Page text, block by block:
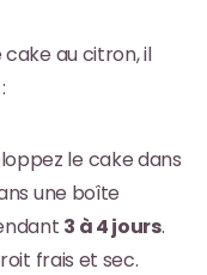
au citron, il
le cake dans
une boîte
3 à 4 jours.
frais et sec.